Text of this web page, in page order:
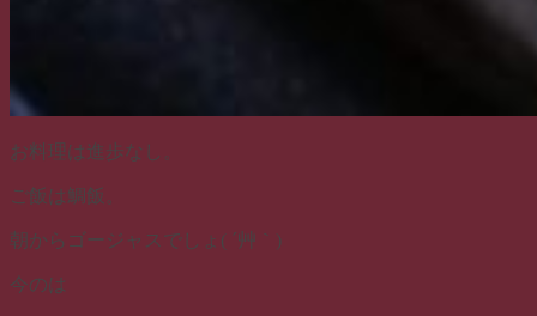
お料理は進歩なし。
ご飯は鯛飯。
朝からゴージャスでしょ( ´艸｀)
今のは